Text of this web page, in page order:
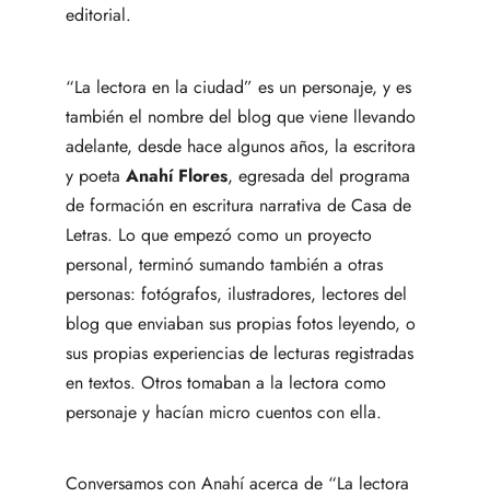
editorial.
“La lectora en la ciudad” es un personaje, y es
también el nombre del blog que viene llevando
adelante, desde hace algunos años, la escritora
y poeta Anahí Flores, egresada del programa
de formación en escritura narrativa de Casa de
Letras. Lo que empezó como un proyecto
personal, terminó sumando también a otras
personas: fotógrafos, ilustradores, lectores del
blog que enviaban sus propias fotos leyendo, o
sus propias experiencias de lecturas registradas
en textos. Otros tomaban a la lectora como
personaje y hacían micro cuentos con ella.
Conversamos con Anahí acerca de “La lectora